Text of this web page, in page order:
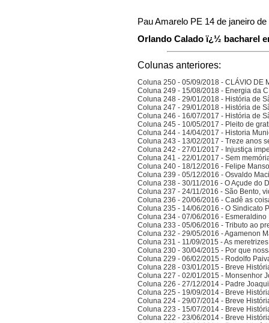
Pau Amarelo PE 14 de janeiro de
Orlando Calado ï¿½ bacharel
Colunas anteriores:
Coluna 250 - 05/09/2018 - CLÁVIO DE
Coluna 249 - 15/08/2018 - Energia da
Coluna 248 - 29/01/2018 - História de
Coluna 247 - 29/01/2018 - História de
Coluna 246 - 16/07/2017 - História de
Coluna 245 - 10/05/2017 - Pleito de
Coluna 244 - 14/04/2017 - Historia
Coluna 243 - 13/02/2017 - Treze anos
Coluna 242 - 27/01/2017 - Injustiça
Coluna 241 - 22/01/2017 - Sem
Coluna 240 - 18/12/2016 - Felipe
Coluna 239 - 05/12/2016 - Osvaldo
Coluna 238 - 30/11/2016 - O Açude do
Coluna 237 - 24/11/2016 - São Bento,
Coluna 236 - 20/06/2016 - Cadê as
Coluna 235 - 14/06/2016 - O Sindicato
Coluna 234 - 07/06/2016 -
Coluna 233 - 05/06/2016 - Tributo ao
Coluna 232 - 29/05/2016 - Agamenon
Coluna 231 - 11/09/2015 - As
Coluna 230 - 30/04/2015 - Por que
Coluna 229 - 06/02/2015 - Rodolfo
Coluna 228 - 03/01/2015 - Breve
Coluna 227 - 02/01/2015 - Monsenhor
Coluna 226 - 27/12/2014 - Padre
Coluna 225 - 19/09/2014 - Breve
Coluna 224 - 29/07/2014 - Breve
Coluna 223 - 15/07/2014 - Breve
Coluna 222 - 23/06/2014 - Breve